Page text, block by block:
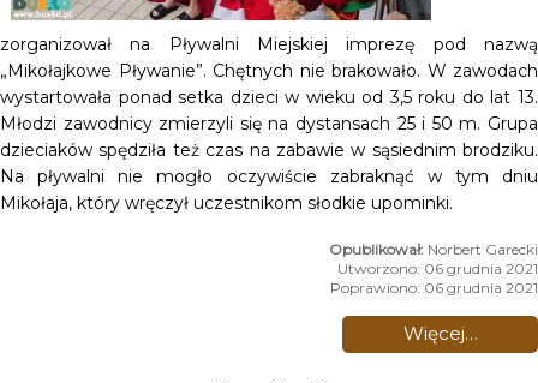
zorganizował na Pływalni Miejskiej imprezę pod nazwą
„Mikołajkowe Pływanie”. Chętnych nie brakowało. W zawodach
wystartowała ponad setka dzieci w wieku od 3,5 roku do lat 13.
Młodzi zawodnicy zmierzyli się na dystansach 25 i 50 m. Grupa
dzieciaków spędziła też czas na zabawie w sąsiednim brodziku.
Na pływalni nie mogło oczywiście zabraknąć w tym dniu
Mikołaja, który wręczył uczestnikom słodkie upominki.
Norbert Garecki
Utworzono: 06 grudnia 2021
Poprawiono: 06 grudnia 2021
Więcej…